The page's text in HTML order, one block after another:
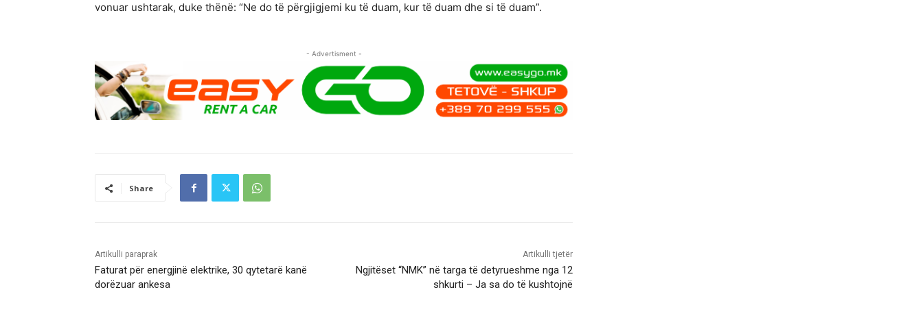
vonuar ushtarak, duke thënë: “Ne do të përgjigjemi ku të duam, kur të duam dhe si të duam”.
- Advertisment -
Share
Artikulli paraprak
Faturat për energjinë elektrike, 30 qytetarë kanë
dorëzuar ankesa
Artikulli tjetër
Ngjitëset “NMK” në targa të detyrueshme nga 12
shkurti – Ja sa do të kushtojnë